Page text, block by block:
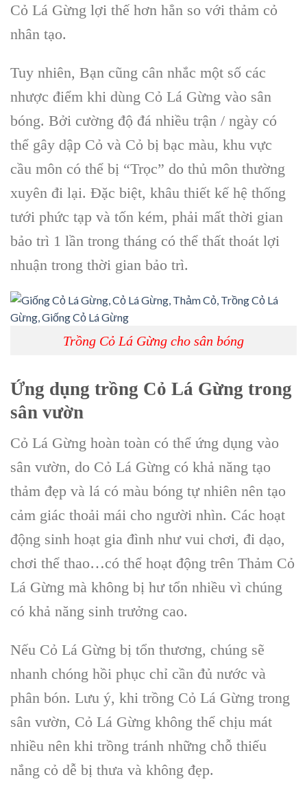
Cỏ Lá Gừng lợi thế hơn hẳn so với thảm cỏ
nhân tạo.
Tuy nhiên, Bạn cũng cân nhắc một số các
nhược điểm khi dùng Cỏ Lá Gừng vào sân
bóng. Bởi cường độ đá nhiều trận / ngày có
thể gây dập Cỏ và Cỏ bị bạc màu, khu vực
cầu môn có thể bị “Trọc” do thủ môn thường
xuyên đi lại. Đặc biệt, khâu thiết kế hệ thống
tưới phức tạp và tốn kém, phải mất thời gian
bảo trì 1 lần trong tháng có thể thất thoát lợi
nhuận trong thời gian bảo trì.
Trồng Cỏ Lá Gừng cho sân bóng
Ứng dụng trồng Cỏ Lá Gừng trong
sân vườn
Cỏ Lá Gừng hoàn toàn có thể ứng dụng vào
sân vườn, do Cỏ Lá Gừng có khả năng tạo
thảm đẹp và lá có màu bóng tự nhiên nên tạo
cảm giác thoải mái cho người nhìn. Các hoạt
động sinh hoạt gia đình như vui chơi, đi dạo,
chơi thể thao…có thể hoạt động trên Thảm Cỏ
Lá Gừng mà không bị hư tổn nhiều vì chúng
có khả năng sinh trưởng cao.
Nếu Cỏ Lá Gừng bị tổn thương, chúng sẽ
nhanh chóng hồi phục chỉ cần đủ nước và
phân bón. Lưu ý, khi trồng Cỏ Lá Gừng trong
sân vườn, Cỏ Lá Gừng không thể chịu mát
nhiều nên khi trồng tránh những chỗ thiếu
nắng cỏ dễ bị thưa và không đẹp.